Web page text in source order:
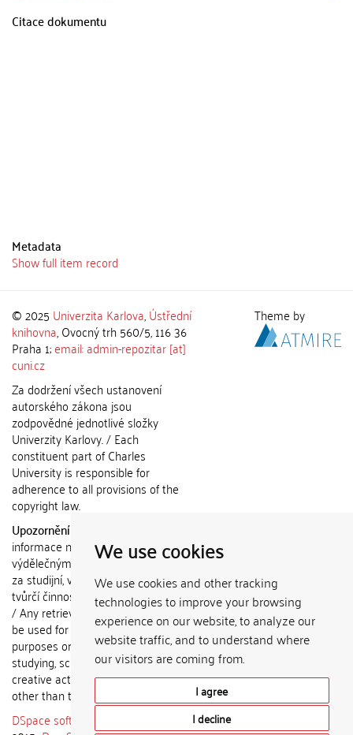
We use cookies
We use cookies and other tracking
technologies to improve your browsing
experience on our website, to analyze our
website traffic, and to understand where
our visitors are coming from.
I agree
I decline
Citace dokumentu
Metadata
Show full item record
© 2025 Univerzita Karlova,Ústřední
knihovna, Ovocný trh 560/5, 116 36
Praha 1;email: admin-repozitar [at]
cuni.cz
Za dodržení všech ustanovení
autorského zákona jsou
zodpovědné jednotlivé složky
Univerzity Karlovy. / Each
constituent part of Charles
University is responsible for
adherence to all provisions of the
copyright law.
Upozornění / Notice:
informace nemohou být použity k
výdělečným účelům nebo vydávány
za studijní, vědeckou nebo jinou
tvůrčí činnost jiné osoby než autora.
/ Any retrieved information shall not
be used for any commercial
purposes or claimed as results of
studying, scientific or any other
creative activities of any person
other than the author.
DSpace software
Theme by